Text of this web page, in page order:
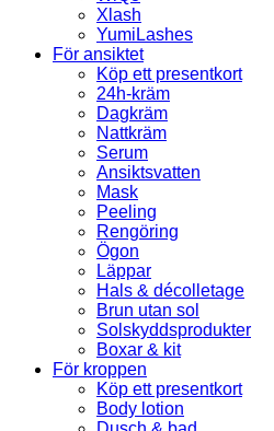
Xlash
YumiLashes
För ansiktet
Köp ett presentkort
24h-kräm
Dagkräm
Nattkräm
Serum
Ansiktsvatten
Mask
Peeling
Rengöring
Ögon
Läppar
Hals & décolletage
Brun utan sol
Solskyddsprodukter
Boxar & kit
För kroppen
Köp ett presentkort
Body lotion